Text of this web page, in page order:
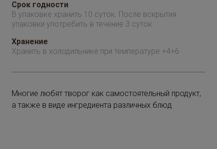
Срок годности
В упаковке хранить 10 суток. После вскрытия
упаковки употребить в течение 3 суток
Хранение
Хранить в холодильнике при температуре +4+6
Многие любят творог как самостоятельный продукт,
а также в виде ингредиента различных блюд